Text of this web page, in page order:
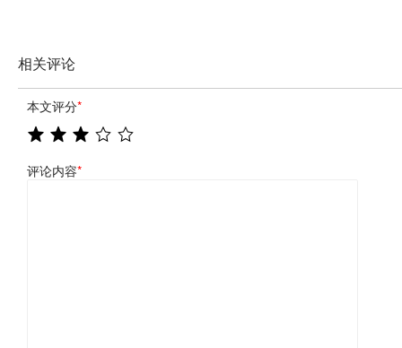
相关评论
本文评分*
评论内容*